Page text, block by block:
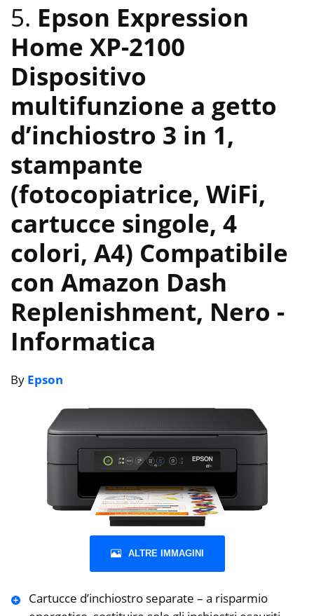
5. Epson Expression
Home XP-2100
Dispositivo
multifunzione a getto
d’inchiostro 3 in 1,
stampante
(fotocopiatrice, WiFi,
cartucce singole, 4
colori, A4) Compatibile
con Amazon Dash
Replenishment, Nero -
Informatica
By Epson
ALTRE IMMAGINI
Cartucce d’inchiostro separate – a risparmio